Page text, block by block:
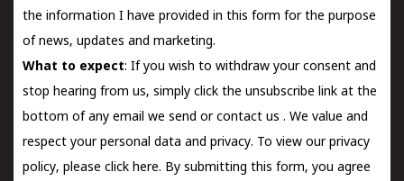
the information I have provided in this form for the purpose
of news, updates and marketing.
What to expect: If you wish to withdraw your consent and
stop hearing from us, simply click the unsubscribe link at the
bottom of any email we send orcontact us . We value and
respect your personal data and privacy. To view our privacy
policy, please click here. By submitting this form, you agree